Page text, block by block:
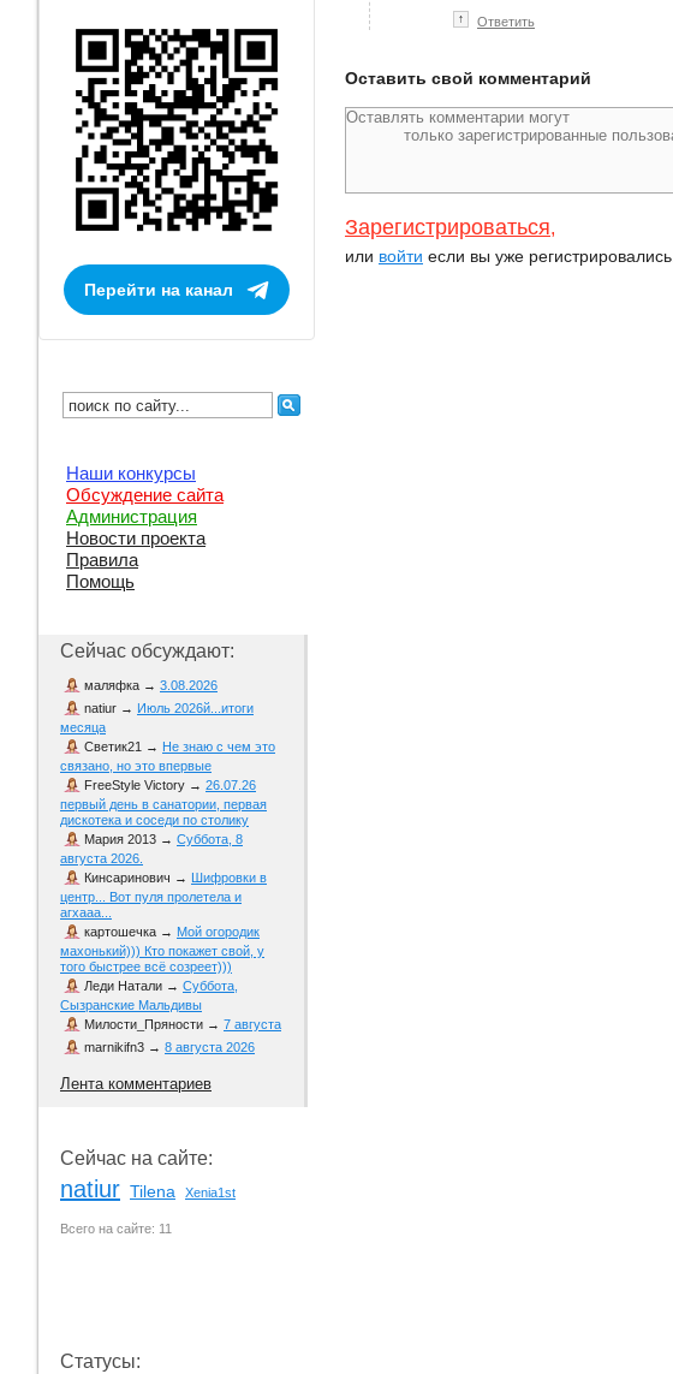
↑ Ответить
Оставить свой комментарий
Зарегистрироваться,
или войти если вы уже регистрировались.
Перейти на канал
Наши конкурсы
Обсуждение сайта
Администрация
Новости проекта
Правила
Помощь
Сейчас обсуждают:
маляфка → 3.08.2026
natiur → Июль 2026й...итоги
месяца
Светик21 → Не знаю с чем это
связано, но это впервые
FreeStyle Victory → 26.07.26
первый день в санатории, первая
дискотека и соседи по столику
Мария 2013 → Суббота, 8
августа 2026.
Кинсаринович → Шифровки в
центр... Вот пуля пролетела и
агхааа...
картошечка → Мой огородик
махонький))) Кто покажет свой, у
того быстрее всё созреет)))
Леди Натали → Суббота,
Сызранские Мальдивы
Милости_Пряности → 7 августа
marnikifn3 → 8 августа 2026
Лента комментариев
Сейчас на сайте:
natiur Tilena Xenia1st
Всего на сайте: 11
Статусы: